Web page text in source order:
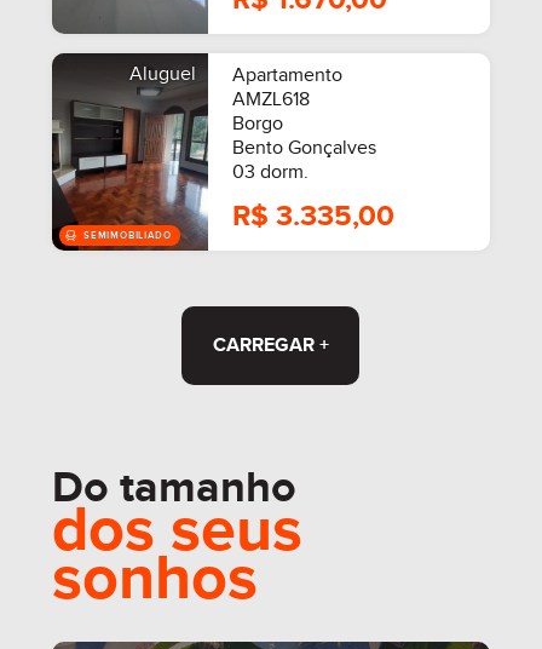
Aluguel
Apartamento
AMZL618
Borgo
Bento Gonçalves
03 dorm.
R$ 3.335,00
CARREGAR +
Do tamanho
dos seus
sonhos